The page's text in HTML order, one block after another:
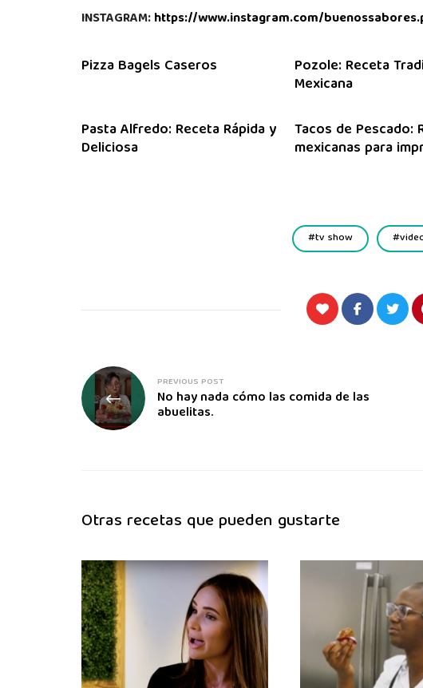
INSTAGRAM:https://www.instagram.com/
Pizza Bagels Caseros Pozole: Receta
Mexicana
Pasta Alfredo: Receta Rápida y
Deliciosa
Tacos de Pescado:
mexicanas para
tv show
PREVIOUS POST
No hay nada cómo las comida de las
abuelitas.
Otras recetas que pueden gustarte